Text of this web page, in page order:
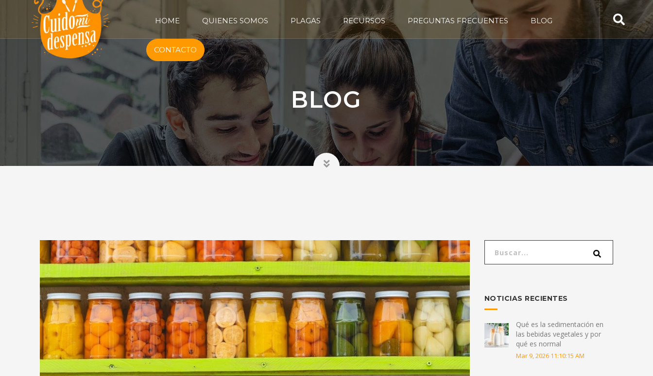
HOME QUIENES SOMOS PLAGAS RECURSOS PREGUNTAS FRECUENTES BLOG
CONTACTO
BLOG
NOTICIAS RECIENTES
Qué es la sedimentación en
las bebidas vegetales y por
qué es normal
Mar 9, 2026 11:10:15 AM